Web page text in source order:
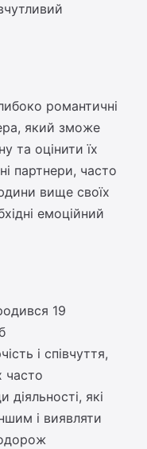
романтичні
який зможе
та оцінити їх
партнери, часто
вище своїх
емоційний
19
і співчуття,
часто
які
і виявляти